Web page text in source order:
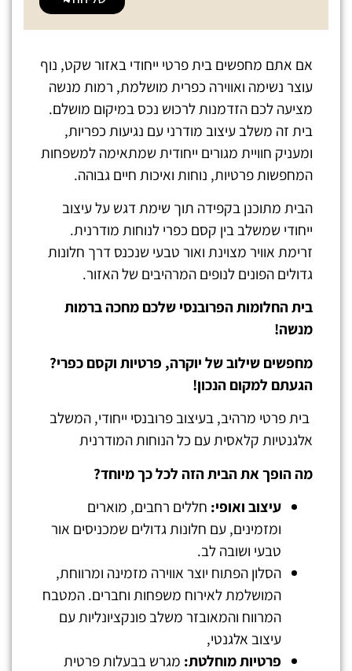
אם אתם מחפשים בית פרטי ייחודי באזור שקט, נוף
עוצר נשימה ואווירה כפרית מושלמת, רמות מנשה
מציעה לכם הזדמנות לרכוש נכס במיקום מושלם.
בית זה משלב עיצוב מודרני עם נגיעות כפריות,
ומעניק חוויית מגורים ייחודית שמתאימה למשפחות
המחפשות פרטיות, נוחות ואיכות חיים גבוהה.
הבית מתוכנן בקפידה תוך שימת דגש על עיצוב
ייחודי שמשלב בין קסם כפרי לנוחות מודרנית.
זרימת אוויר מצוינת ואור טבעי שנכנס דרך חלונות
גדולים הפונים לנופים המרהיבים של האזור.
בית החלומות הפרובנסי שלכם מחכה ברמות
מנשה!
מחפשים שילוב של יוקרה, פרטיות וקסם כפרי?
הגעתם למקום הנכון!
בית פרטי מרהיב, בעיצוב פרובנסי ייחודי, המשלב
אלגנטיות קלאסית עם כל הנוחות המודרנית
מה הופך את הבית הזה לכל כך מיוחד?
עיצוב ואופי: חללים רחבים, מוארים
ומזמינים, עם חלונות גדולים שמכניסים אור
טבעי ושובה לב.
הסלון הפתוח יוצר אווירה מזמינה ומרווחת,
המושלמת לאירוח משפחות וחברים. המטבח
המרווח והמאובזר משלב פונקציונליות עם
עיצוב אלגנטי,
פרטיות מוחלטת: מגרש בבעלות פרטית